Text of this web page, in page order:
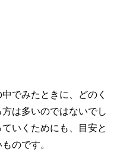
でみたときに、どのく
は多いのではないでし
いくためにも、目安と
のです。